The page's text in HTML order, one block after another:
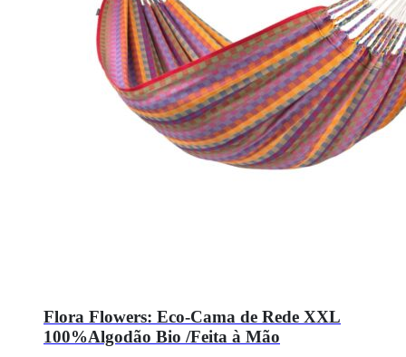
Flora Flowers: Eco-Cama de Rede XXL
100%Algodão Bio /Feita à Mão